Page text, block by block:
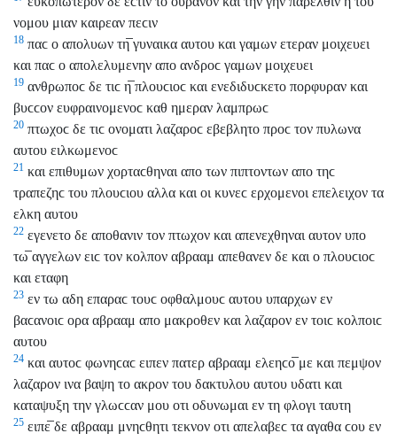
νομου μιαν καιρεαν πεϲιν
18 παϲ ο απολυων τη̅ γυναικα αυτου και γαμων ετεραν μοιχευει
και παϲ ο απολελυμενην απο ανδροϲ γαμων μοιχευει
19 ανθρωποϲ δε τιϲ η̅ πλουϲιοϲ και ενεδιδυϲκετο πορφυραν και
βυϲϲον ευφραινομενοϲ καθ ημεραν λαμπρωϲ
20 πτωχοϲ δε τιϲ ονοματι λαζαροϲ εβεβλητο προϲ τον πυλωνα
αυτου ειλκωμενοϲ
21 και επιθυμων χορταϲθηναι απο των πιπτοντων απο τηϲ
τραπεζηϲ του πλουϲιου αλλα και οι κυνεϲ ερχομενοι επελειχον τα
ελκη αυτου
22 εγενετο δε αποθανιν τον πτωχον και απενεχθηναι αυτον υπο
τω̅ αγγελων ειϲ τον κολπον αβρααμ απεθανεν δε και ο πλουϲιοϲ
και εταφη
23 εν τω αδη επαραϲ τουϲ οφθαλμουϲ αυτου υπαρχων εν
βαϲανοιϲ ορα αβρααμ απο μακροθεν και λαζαρον εν τοιϲ κολποιϲ
αυτου
24 και αυτοϲ φωνηϲαϲ ειπεν πατερ αβρααμ ελεηϲο̅ με και πεμψον
λαζαρον ινα βαψη το ακρον του δακτυλου αυτου υδατι και
καταψυξη την γλωϲϲαν μου οτι οδυνωμαι εν τη φλογι ταυτη
25 ειπε̅ δε αβρααμ μνηϲθητι τεκνον οτι απελαβεϲ τα αγαθα ϲου εν